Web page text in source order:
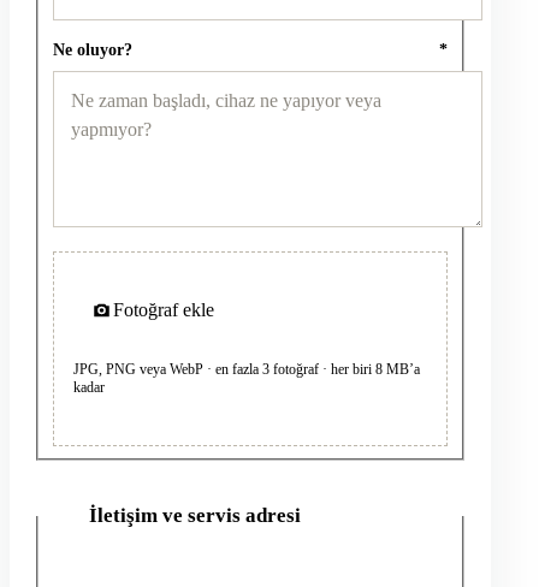
Ne oluyor? *
Fotoğraf ekle
JPG, PNG veya WebP · en fazla 3 fotoğraf · her biri 8 MB’a
kadar
İletişim ve servis adresi